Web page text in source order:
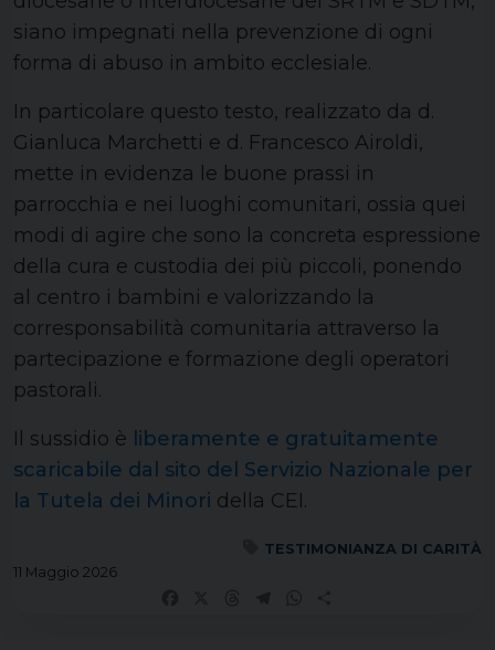
siano impegnati nella prevenzione di ogni
forma di abuso in ambito ecclesiale.
In particolare questo testo, realizzato da d.
Gianluca Marchetti e d. Francesco Airoldi,
mette in evidenza le buone prassi in
parrocchia e nei luoghi comunitari, ossia quei
modi di agire che sono la concreta espressione
della cura e custodia dei più piccoli, ponendo
al centro i bambini e valorizzando la
corresponsabilità comunitaria attraverso la
partecipazione e formazione degli operatori
pastorali.
Il sussidio è liberamente e gratuitamente
scaricabile dal sito del Servizio Nazionale per
la Tutela dei Minori della CEI.
TESTIMONIANZA DI CARITÀ
11 Maggio 2026